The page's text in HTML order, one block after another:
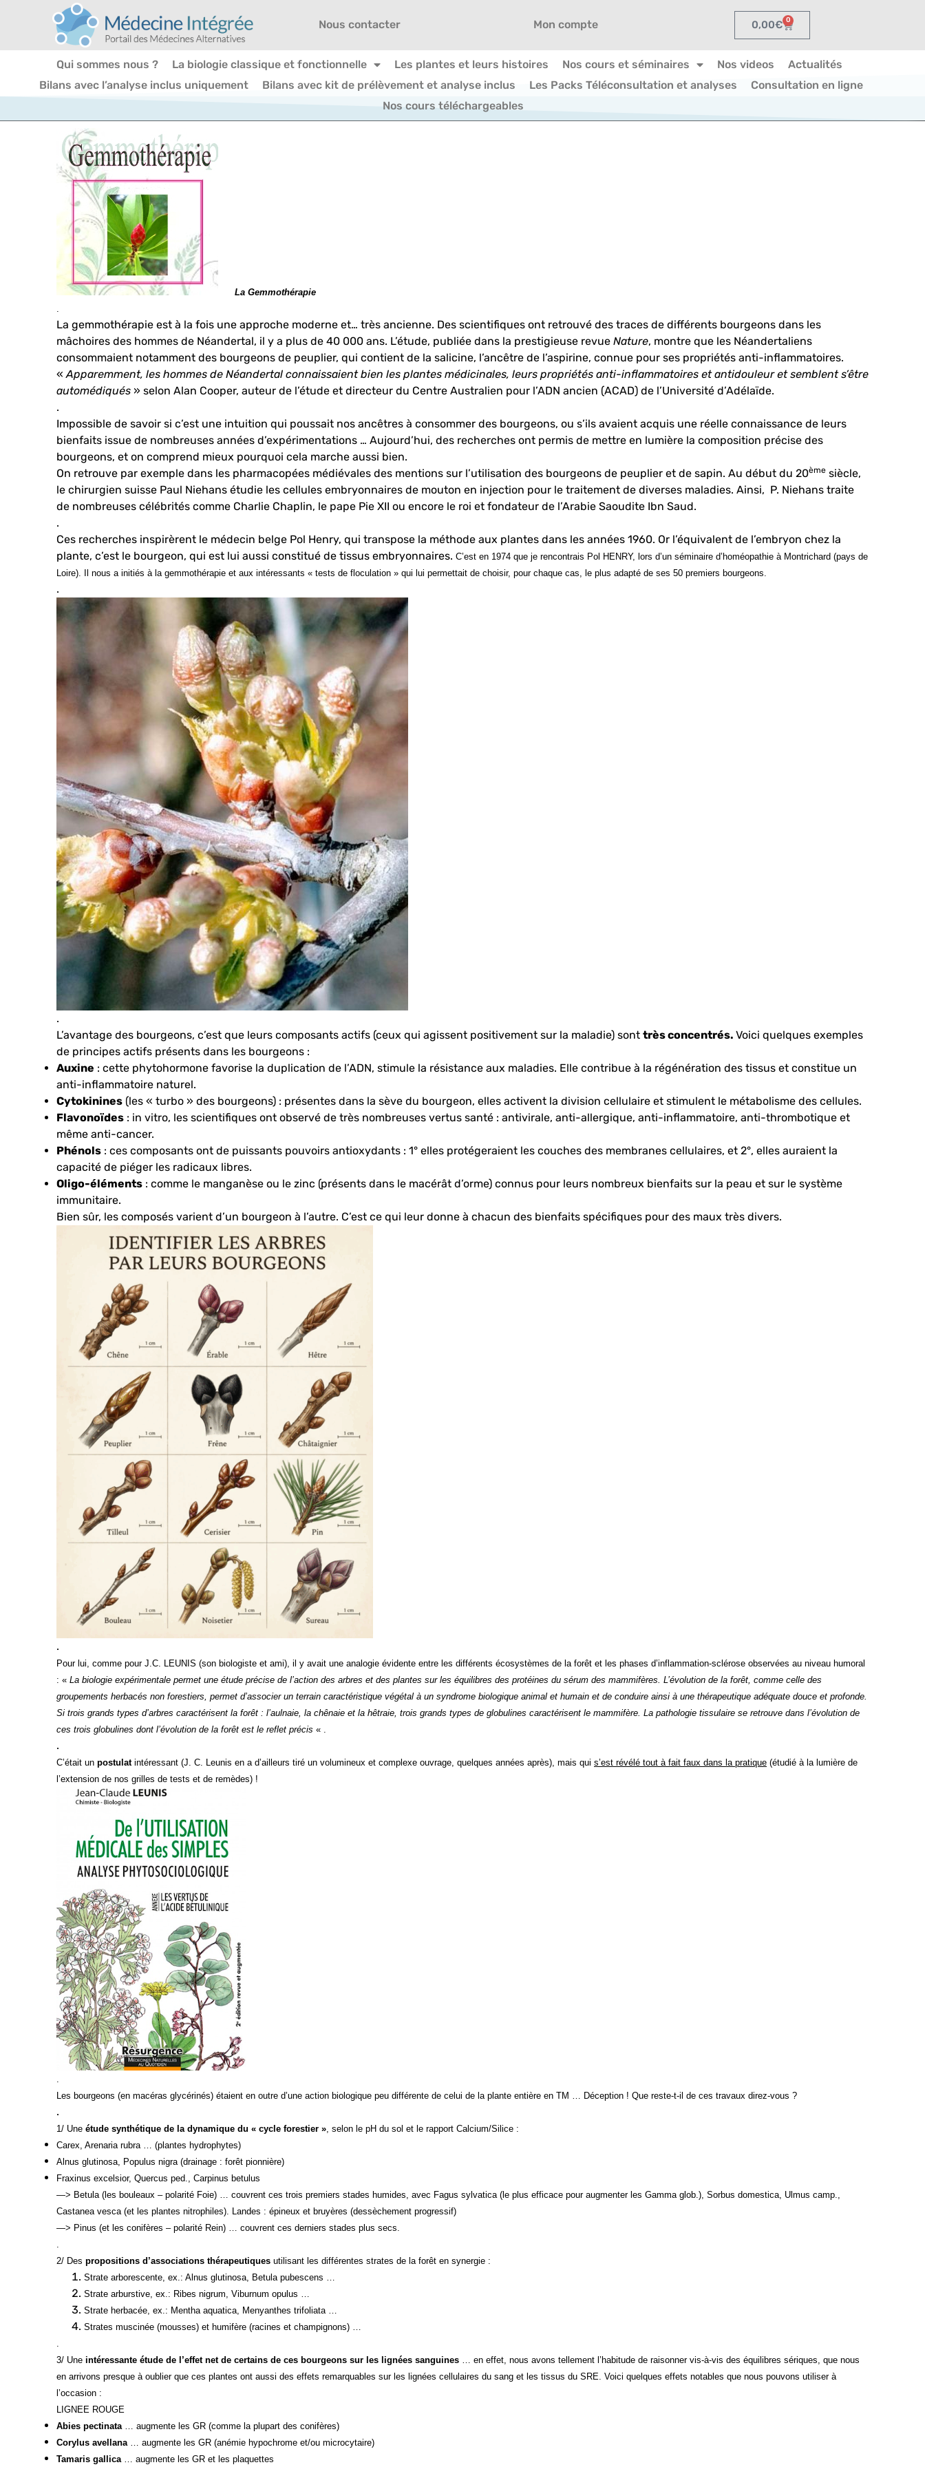
Nous contacter Mon compte 0,00€ 0
Qui sommes nous ? La biologie classique et fonctionnelle Les plantes et leurs histoires Nos cours et séminaires Nos videos
Actualités
Bilans avec l’analyse inclus uniquement
Bilans avec kit de prélèvement et analyse inclus Les Packs Téléconsultation et analyses
Consultation en ligne
Nos cours téléchargeables
La Gemmothérapie
La gemmothérapie est à la fois une approche moderne et… très ancienne. Des scientifiques ont retrouvé des traces de différents bourgeons dans les
mâchoires des hommes de Néandertal, il y a plus de 40 000 ans. L’étude, publiée dans la prestigieuse revue Nature, montre que les Néandertaliens
consommaient notamment des bourgeons de peuplier, qui contient de la salicine, l’ancêtre de l’aspirine, connue pour ses propriétés anti-inflammatoires.
« Apparemment, les hommes de Néandertal connaissaient bien les plantes médicinales, leurs propriétés anti-inflammatoires et antidouleur et semblent s’être
automédiqués » selon Alan Cooper, auteur de l’étude et directeur du Centre Australien pour l’ADN ancien (ACAD) de l’Université d’Adélaïde.
.
Impossible de savoir si c’est une intuition qui poussait nos ancêtres à consommer des bourgeons, ou s’ils avaient acquis une réelle connaissance de leurs
bienfaits issue de nombreuses années d’expérimentations … Aujourd’hui, des recherches ont permis de mettre en lumière la composition précise des
bourgeons, et on comprend mieux pourquoi cela marche aussi bien.
On retrouve par exemple dans les pharmacopées médiévales des mentions sur l’utilisation des bourgeons de peuplier et de sapin. Au début du 20ème siècle,
le chirurgien suisse Paul Niehans étudie les cellules embryonnaires de mouton en injection pour le traitement de diverses maladies. Ainsi, P. Niehans traite
de nombreuses célébrités comme Charlie Chaplin, le pape Pie XII ou encore le roi et fondateur de l’Arabie Saoudite Ibn Saud.
.
Ces recherches inspirèrent le médecin belge Pol Henry, qui transpose la méthode aux plantes dans les années 1960. Or l’équivalent de l’embryon chez la
plante, c’est le bourgeon, qui est lui aussi constitué de tissus embryonnaires. C’est en 1974 que je rencontrais Pol HENRY, lors d’un séminaire d’homéopathie à Montrichard (pays de
Loire). Il nous a initiés à la gemmothérapie et aux intéressants « tests de floculation » qui lui permettait de choisir, pour chaque cas, le plus adapté de ses 50 premiers bourgeons.
.
.
L’avantage des bourgeons, c’est que leurs composants actifs (ceux qui agissent positivement sur la maladie) sont très concentrés. Voici quelques exemples
de principes actifs présents dans les bourgeons :
Auxine : cette phytohormone favorise la duplication de l’ADN, stimule la résistance aux maladies. Elle contribue à la régénération des tissus et constitue un
anti-inflammatoire naturel.
Cytokinines (les « turbo » des bourgeons) : présentes dans la sève du bourgeon, elles activent la division cellulaire et stimulent le métabolisme des cellules.
Flavonoïdes : in vitro, les scientifiques ont observé de très nombreuses vertus santé : antivirale, anti-allergique, anti-inflammatoire, anti-thrombotique et
même anti-cancer.
Phénols : ces composants ont de puissants pouvoirs antioxydants : 1° elles protégeraient les couches des membranes cellulaires, et 2°, elles auraient la
capacité de piéger les radicaux libres.
Oligo-éléments : comme le manganèse ou le zinc (présents dans le macérât d’orme) connus pour leurs nombreux bienfaits sur la peau et sur le système
immunitaire.
Bien sûr, les composés varient d’un bourgeon à l’autre. C’est ce qui leur donne à chacun des bienfaits spécifiques pour des maux très divers.
.
Pour lui, comme pour J.C. LEUNIS (son biologiste et ami), il y avait une analogie évidente entre les différents écosystèmes de la forêt et les phases d’inflammation-sclérose observées au niveau humoral
: « La biologie expérimentale permet une étude précise de l’action des arbres et des plantes sur les équilibres des protéines du sérum des mammifères. L’évolution de la forêt, comme celle des
groupements herbacés non forestiers, permet d’associer un terrain caractéristique végétal à un syndrome biologique animal et humain et de conduire ainsi à une thérapeutique adéquate douce et profonde.
Si trois grands types d’arbres caractérisent la forêt : l’aulnaie, la chênaie et la hêtraie, trois grands types de globulines caractérisent le mammifère. La pathologie tissulaire se retrouve dans l’évolution de
ces trois globulines dont l’évolution de la forêt est le reflet précis « .
.
C’était un postulatintéressant (J. C. Leunis en a d’ailleurs tiré un volumineux et complexe ouvrage, quelques années après), mais qui s’est révélé tout à fait faux dans la pratique (étudié à la lumière de
l’extension de nos grilles de tests et de remèdes) !
Les bourgeons (en macéras glycérinés) étaient en outre d’une action biologique peu différente de celui de la plante entière en TM … Déception ! Que reste-t-il de ces travaux direz-vous ?
.
1/ Une étude synthétique de la dynamique du « cycle forestier » , selon le pH du sol et le rapport Calcium/Silice :
Carex, Arenaria rubra … (plantes hydrophytes)
Alnus glutinosa, Populus nigra (drainage : forêt pionnière)
Fraxinus excelsior, Quercus ped., Carpinus betulus
—> Betula (les bouleaux – polarité Foie) … couvrent ces trois premiers stades humides, avec Fagus sylvatica (le plus efficace pour augmenter les Gamma glob.), Sorbus domestica, Ulmus camp.,
Castanea vesca (et les plantes nitrophiles). Landes : épineux et bruyères (dessèchement progressif)
—> Pinus (et les conifères – polarité Rein) … couvrent ces derniers stades plus secs.
2/ Des propositions d’associations thérapeutiques utilisant les différentes strates de la forêt en synergie :
Strate arborescente, ex.: Alnus glutinosa, Betula pubescens …
Strate arburstive, ex.: Ribes nigrum, Viburnum opulus …
Strate herbacée, ex.: Mentha aquatica, Menyanthes trifoliata …
Strates muscinée (mousses) et humifère (racines et champignons) …
3/ Une intéressante étude de l’effet net de certains de ces bourgeons sur les lignées sanguines … en effet, nous avons tellement l’habitude de raisonner vis-à-vis des équilibres sériques, que nous
en arrivons presque à oublier que ces plantes ont aussi des effets remarquables sur les lignées cellulaires du sang et les tissus du SRE. Voici quelques effets notables que nous pouvons utiliser à
l’occasion :
LIGNEE ROUGE
Abies pectinata … augmente les GR (comme la plupart des conifères)
Corylus avellana … augmente les GR (anémie hypochrome et/ou microcytaire)
Tamaris gallica … augmente les GR et les plaquettes